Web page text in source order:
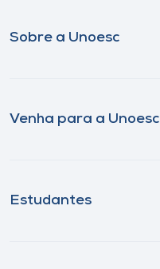
Sobre a Unoesc
Venha para a Unoesc
Estudantes